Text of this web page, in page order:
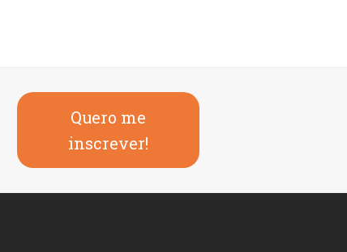
Quero me
inscrever!